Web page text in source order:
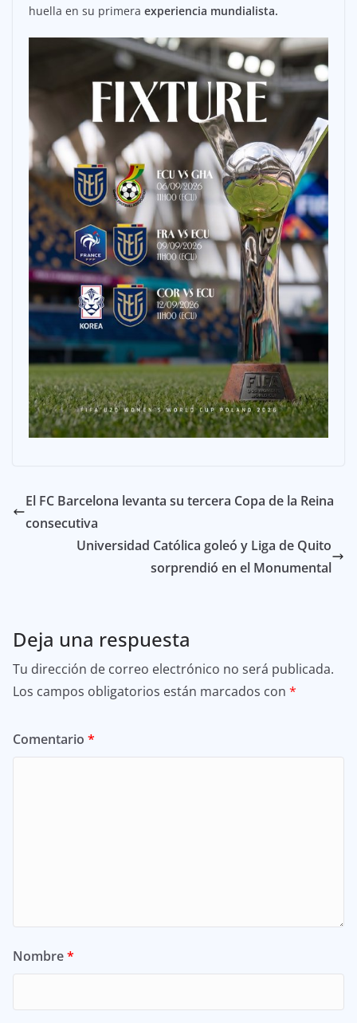
huella en su primera experiencia mundialista.
El FC Barcelona levanta su tercera Copa de la Reina
consecutiva
Universidad Católica goleó y Liga de Quito
sorprendió en el Monumental
Deja una respuesta
Tu dirección de correo electrónico no será publicada.
Los campos obligatorios están marcados con *
Comentario *
Nombre*